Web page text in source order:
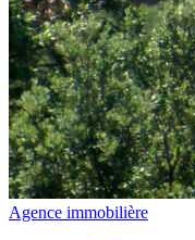
Agence immobilière